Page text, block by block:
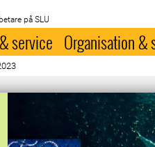
på SLU
service Organisation &